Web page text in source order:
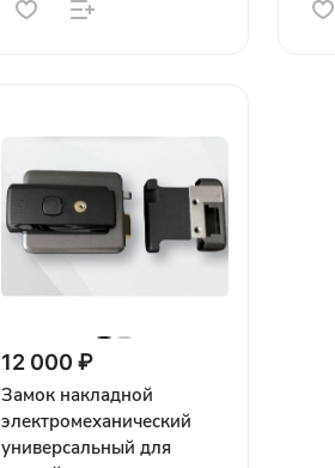
12 000 ₽
Замок накладной
электромеханический
универсальный для